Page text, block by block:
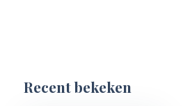
Recent bekeken